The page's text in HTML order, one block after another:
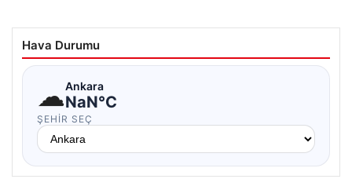
Hava Durumu
☁Ankara
NaN°C
ŞEHIR SEÇ